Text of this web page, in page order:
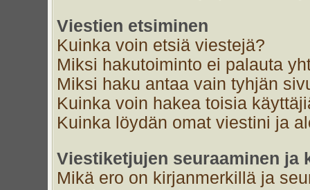
Viestien etsiminen
Kuinka voin etsiä viestejä?
Miksi hakutoiminto ei palauta
Miksi haku antaa vain tyhjän
Kuinka voin hakea toisia
Kuinka löydän omat viestini ja
Viestiketjujen seuraaminen ja
Mikä ero on kirjanmerkillä ja